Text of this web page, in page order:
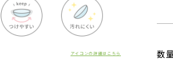
アイコンの詳細はこちら 数